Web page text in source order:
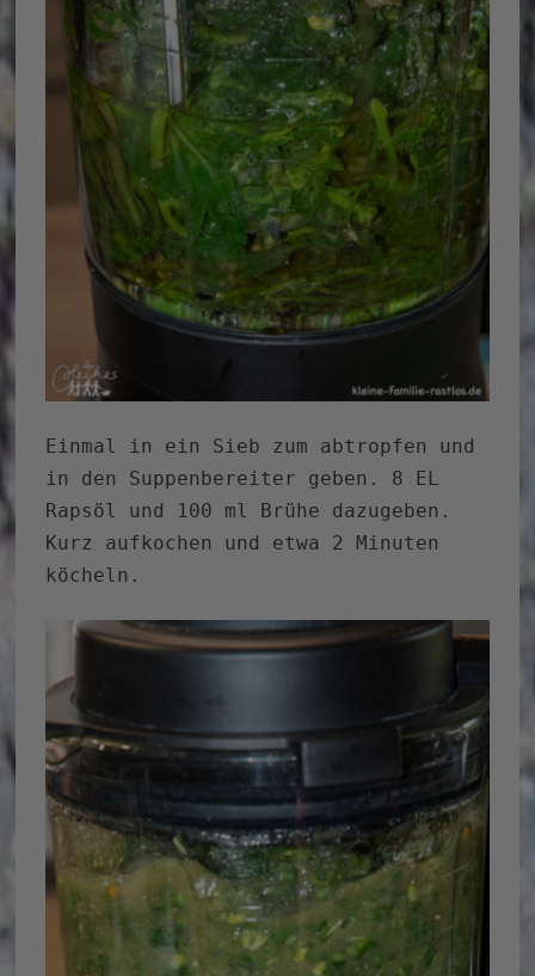
Einmal in ein Sieb zum abtropfen und
in den Suppenbereiter geben. 8 EL
Rapsöl und 100 ml Brühe dazugeben.
Kurz aufkochen und etwa 2 Minuten
köcheln.